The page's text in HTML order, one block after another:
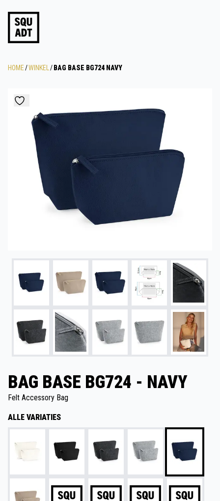
HOME/WINKEL / BAG BASE BG724 NAVY
BAG BASE BG724 - NAVY
Felt Accessory Bag
ALLE VARIATIES